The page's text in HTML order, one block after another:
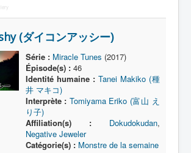
(ダイコンアッシー)
Série : Miracle Tunes (2017)
Épisode(s) :46
Identité humaine : Tanei Makiko (種
井 マキコ)
Interprète : Tomiyama Eriko (富山 え
り子)
Affiliation(s) :
Dokudokudan,
Negative Jeweler
Catégorie(s) : Monstre de la semaine